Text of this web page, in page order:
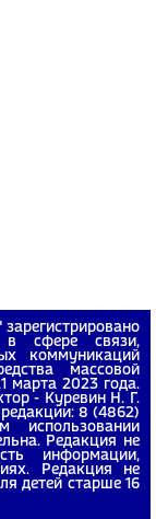
сфере связи,
коммуникаций
массовой
марта 2023 года.
- Куревин Н. Г.
8 (4862)
использовании
Редакция не
информации,
Редакция не
детей старше 16